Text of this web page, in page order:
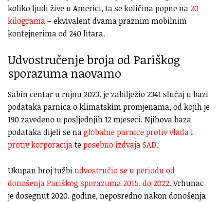
koliko ljudi žive u Americi, ta se količina popne na 20
kilograma– ekvivalent dvama praznim mobilnim
kontejnerima od 240 litara.
Udvostručenje broja od Pariškog
sporazuma naovamo
Sabin centar u rujnu 2023. je zabilježio 2341 slučaj u bazi
podataka parnica o klimatskim promjenama, od kojih je
190 zavedeno u posljednjih 12 mjeseci. Njihova baza
podataka dijeli se naglobalne parnice protiv vlada i
protiv korporacijateposebno izdvaja SAD.
Ukupan broj tužbiudvostručio se u periodu od
donošenja Pariškog sporazuma 2015. do 2022.Vrhunac
je dosegnut 2020. godine, neposredno nakon donošenja